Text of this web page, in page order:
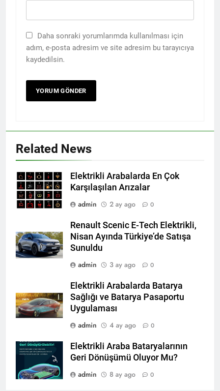
Daha sonraki yorumlarımda kullanılması için
adım, e-posta adresim ve site adresim bu tarayıcıya
kaydedilsin.
Related News
Elektrikli Arabalarda En Çok
Karşılaşılan Arızalar
admin
2 ay ago 0
Renault Scenic E-Tech Elektrikli,
Nisan Ayında Türkiye’de Satışa
Sunuldu
admin
3 ay ago 0
Elektrikli Arabalarda Batarya
Sağlığı ve Batarya Pasaportu
Uygulaması
admin
4 ay ago 0
Elektrikli Araba Bataryalarının
Geri Dönüşümü Oluyor Mu?
admin
8 ay ago 0